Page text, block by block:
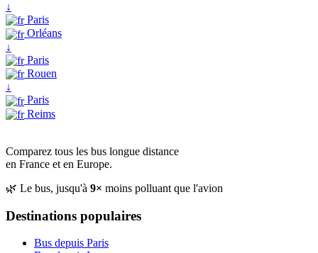
↓
Paris
Orléans
↓
Paris
Rouen
↓
Paris
Reims
Comparez tous les bus longue distance
en France et en Europe.
🌿 Le bus, jusqu'à 9× moins polluant que l'avion
Destinations populaires
Bus depuis Paris